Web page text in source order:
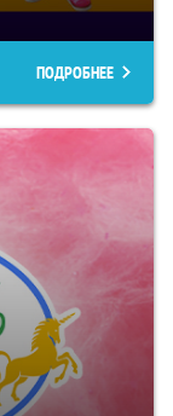
ПОДРОБНЕЕ